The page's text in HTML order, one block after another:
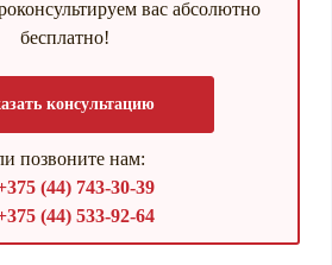
вас абсолютно
бесплатно!
консультацию
позвоните нам:
(44) 743-30-39
(44) 533-92-64